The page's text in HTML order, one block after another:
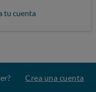
tu cuenta
Crea una cuenta